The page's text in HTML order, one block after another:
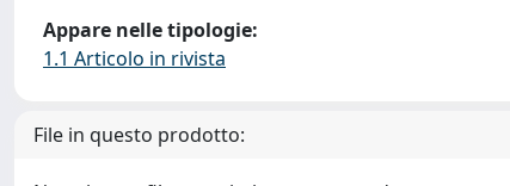
Appare nelle tipologie:
1.1 Articolo in rivista
File in questo prodotto: